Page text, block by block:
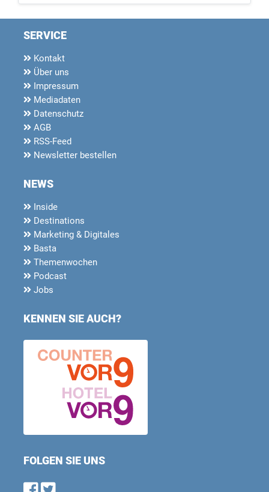
SERVICE
Kontakt
Über uns
Impressum
Mediadaten
Datenschutz
AGB
RSS-Feed
Newsletter bestellen
NEWS
Inside
Destinations
Marketing & Digitales
Basta
Themenwochen
Podcast
Jobs
KENNEN SIE AUCH?
FOLGEN SIE UNS